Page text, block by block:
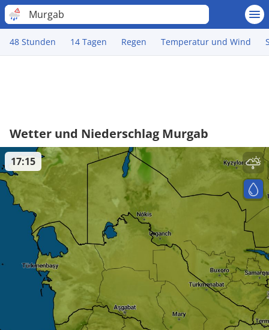
Murgab
48 Stunden 14 Tagen Regen Temperatur und Wind
Wetter und Niederschlag Murgab
17:15